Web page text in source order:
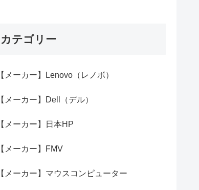
カテゴリー
【メーカー】Lenovo（レノボ）
【メーカー】Dell（デル）
【メーカー】日本HP
【メーカー】FMV
【メーカー】マウスコンピューター